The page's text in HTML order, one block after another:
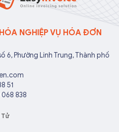
NGHIỆP VỤ HÓA ĐƠN
6, Phường Linh Trung, Thành phố
51
838